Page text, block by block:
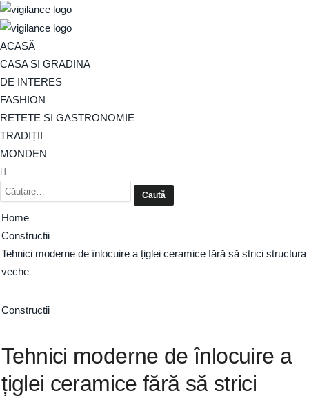
ACASĂ
CASA SI GRADINA
DE INTERES
FASHION
RETETE SI GASTRONOMIE
TRADIȚII
MONDEN
Home
Constructii
Tehnici moderne de înlocuire a țiglei ceramice fără să strici structura
veche
Constructii
Tehnici moderne de înlocuire a
țiglei ceramice fără să strici